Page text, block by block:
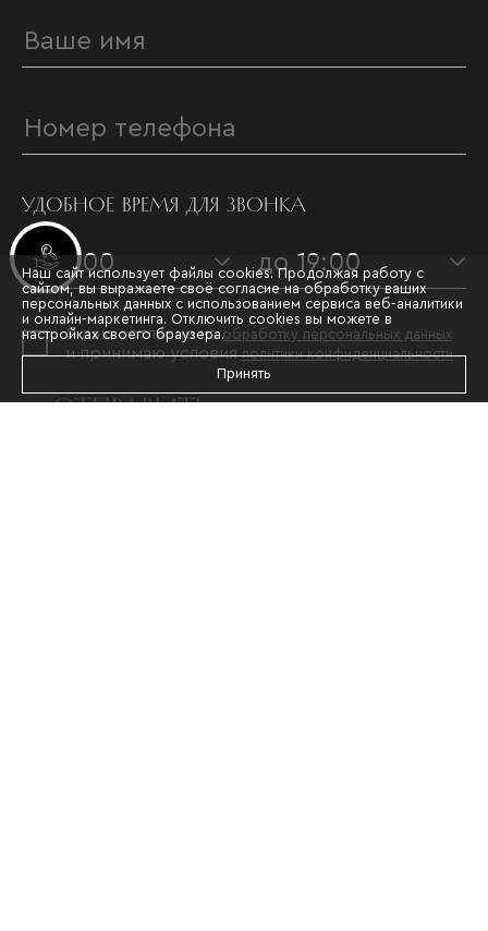
Инвестиционные лоты
УДОБНОЕ ВРЕМЯ ДЛЯ ЗВОНКА
с 09:00 до 19:00
Я даю согласие наобработку персональных данных
и принимаю условияполитики конфиденциальности
ОТПРАВИТЬ
Наш сайт использует файлы cookies. Продолжая работу с
сайтом, вы выражаете своё согласие на обработку ваших
персональных данных с использованием сервиса веб-аналитики
и онлайн-маркетинга. Отключить cookies вы можете в
настройках своего браузера.
Принять